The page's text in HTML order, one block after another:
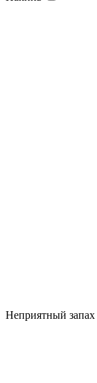
Неприятный запах